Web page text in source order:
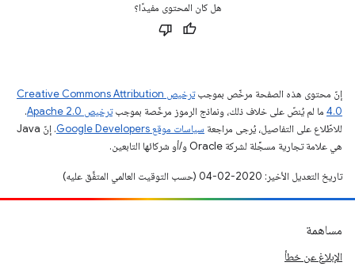
هل كان المحتوى مفيدًا؟
إنّ محتوى هذه الصفحة مرخّص بموجب
ترخيص Creative Commons Attribution
4.0‏ ما لم يُنصّ على خلاف ذلك، ونماذج الرموز مرخّصة بموجبترخيص Apache 2.0‏
.
للاطّلاع على التفاصيل، يُرجى مراجعة سياسات موقع Google Developers‏
. إنّ Java
هي علامة تجارية مسجَّلة لشركة Oracle و/أو شركائها التابعين.
تاريخ التعديل الأخير: 2020-02-04 (حسب التوقيت العالمي المتفَّق عليه)
مساهمة
الإبلاغ عن خطأ